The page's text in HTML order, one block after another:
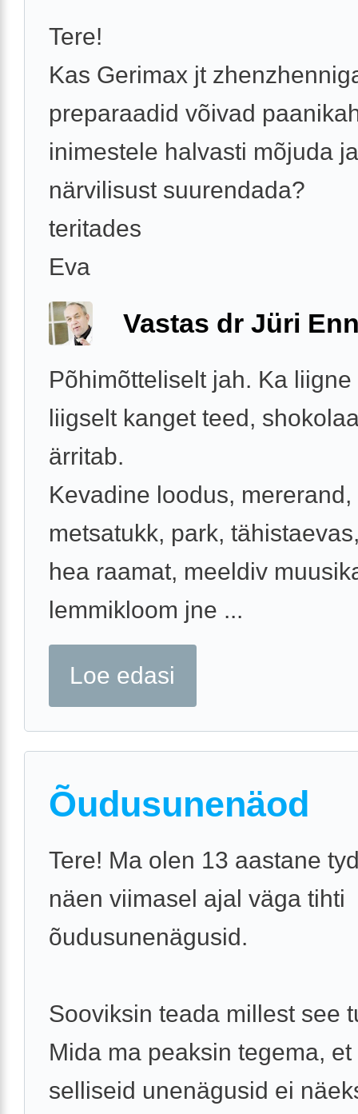
Tere!
Kas Gerimax jt
preparaadid võivad
inimestele halvasti mõjuda ja
närvilisust suurendada?
teritades
Eva
Vastas dr Jüri
Põhimõtteliselt jah. Ka liigne
liigselt kanget teed,
ärritab.
Kevadine loodus, mererand,
metsatukk, park,
hea raamat, meeldiv
lemmikloom jne ...
Loe edasi
Õudusunenäod
Tere! Ma olen 13 aastane
näen viimasel ajal väga tihti
õudusunenägusid.
Sooviksin teada millest see
Mida ma peaksin tegema,
selliseid unenägusid ei